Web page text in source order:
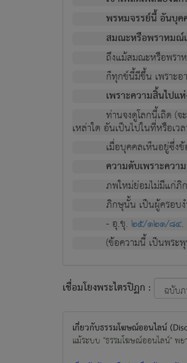
พรหมจรรย์นี้ อันบุค
สมณะหรือพราหมณ์
ถึงแม้สมณะหรือพรา
ก็ทุกข์นี้มีขึ้น เพราะ
เพราะความสิ้นไปแ
ท่านจงดูโลกนี้เถิด (
เหล่าใด อันเป็นไปในที่หรือเว
เมื่อบุคคลเห็นอยู่ซึ่ง
ความดับเพราะควา
ภพใหม่ย่อมไม่มีแก่ภิ
ภิกษุนั้น เป็นผู้ครอบง
- อุ.ขุ.๒๕/๑๒๑/๘๔.
(ข้อความนี้ เป็นพระ
เชื่อมโยงพระไตรปิฏก :
เกี่ยวกับธรรมโฆษณ์ออนไลน์
แม้ระบบ "ธรรมโฆษณ์ออนไลน์" พ